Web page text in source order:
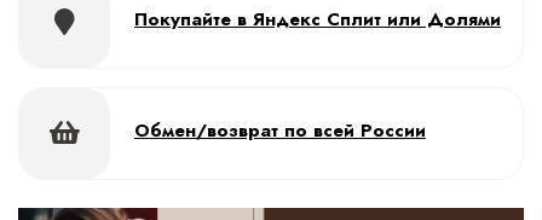
Покупайте в Яндекс Сплит или Долями
Обмен/возврат по всей России